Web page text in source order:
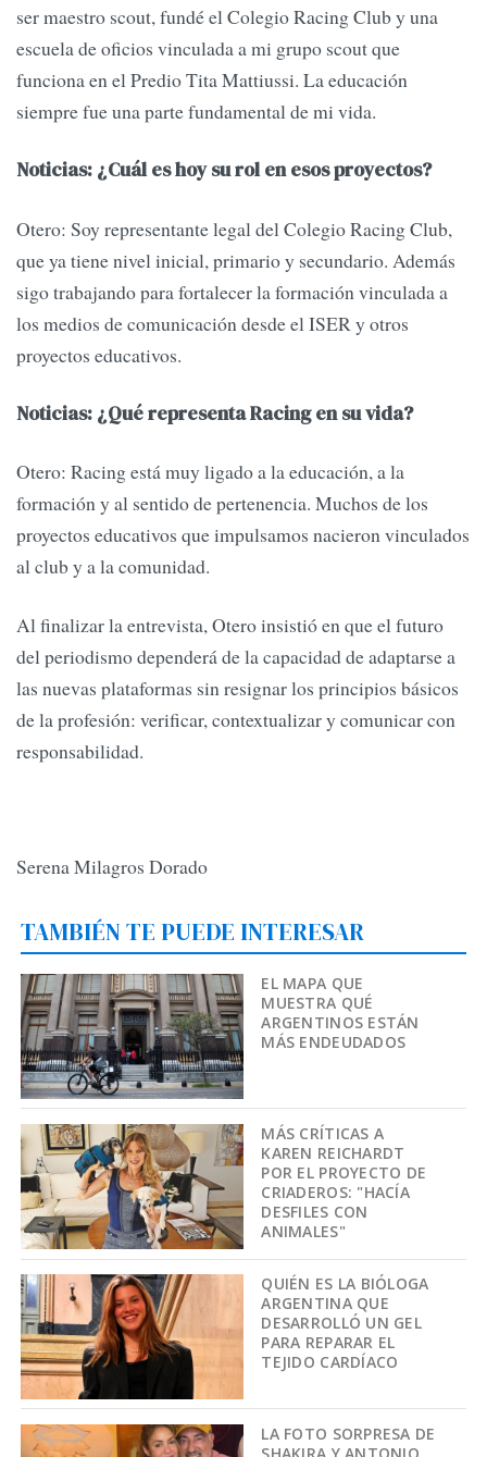
ser maestro scout, fundé el Colegio Racing Club y una
escuela de oficios vinculada a mi grupo scout que
funciona en el Predio Tita Mattiussi. La educación
siempre fue una parte fundamental de mi vida.
Noticias: ¿Cuál es hoy su rol en esos proyectos?
Otero: Soy representante legal del Colegio Racing Club,
que ya tiene nivel inicial, primario y secundario. Además
sigo trabajando para fortalecer la formación vinculada a
los medios de comunicación desde el ISER y otros
proyectos educativos.
Noticias: ¿Qué representa Racing en su vida?
Otero: Racing está muy ligado a la educación, a la
formación y al sentido de pertenencia. Muchos de los
proyectos educativos que impulsamos nacieron vinculados
al club y a la comunidad.
Al finalizar la entrevista, Otero insistió en que el futuro
del periodismo dependerá de la capacidad de adaptarse a
las nuevas plataformas sin resignar los principios básicos
de la profesión: verificar, contextualizar y comunicar con
responsabilidad.
Serena Milagros Dorado
TAMBIÉN TE PUEDE INTERESAR
EL MAPA QUE
MUESTRA QUÉ
ARGENTINOS ESTÁN
MÁS ENDEUDADOS
MÁS CRÍTICAS A
KAREN REICHARDT
POR EL PROYECTO DE
CRIADEROS: "HACÍA
DESFILES CON
ANIMALES"
QUIÉN ES LA BIÓLOGA
ARGENTINA QUE
DESARROLLÓ UN GEL
PARA REPARAR EL
TEJIDO CARDÍACO
LA FOTO SORPRESA DE